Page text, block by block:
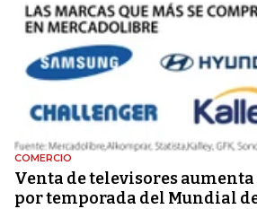
COMERCIO
Venta de televisores aumenta
por temporada del Mundial